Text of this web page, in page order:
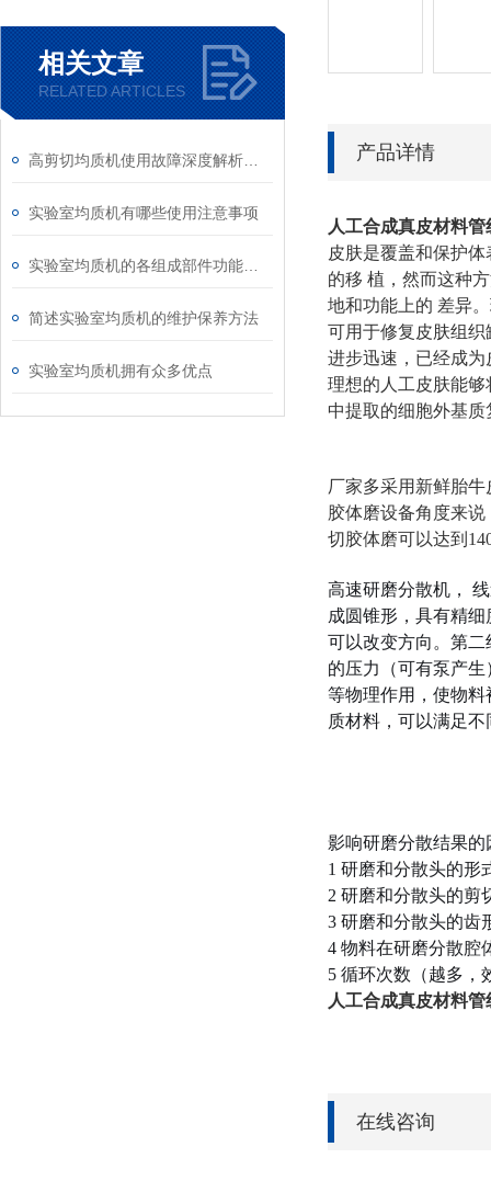
相关文章
RELATED ARTICLES
实验室均质机有哪些使用注意事项
简述实验室均质机的维护保养方法
实验室均质机拥有众多优点
产品详情
人工合成真皮材料
皮肤是覆盖和保护
的移 植，然而这种
地和功能上的 差异
可用于修复皮肤组
进步迅速，已经成
理想的人工皮肤能
中提取的细胞外基
厂家多采用新鲜胎
胶体磨设备角度来
切胶体磨可以达到
高速研磨分散机，
成圆锥形，具有精
可以改变方向。第
的压力（可有泵产
等物理作用，使物
质材料，可以满足
影响研磨分散结果
1 研磨和分散头的形
2 研磨和分散头的剪
3 研磨和分散头的齿
4 物料在研磨分散腔
5 循环次数（越多，
人工合成真皮材料
在线咨询